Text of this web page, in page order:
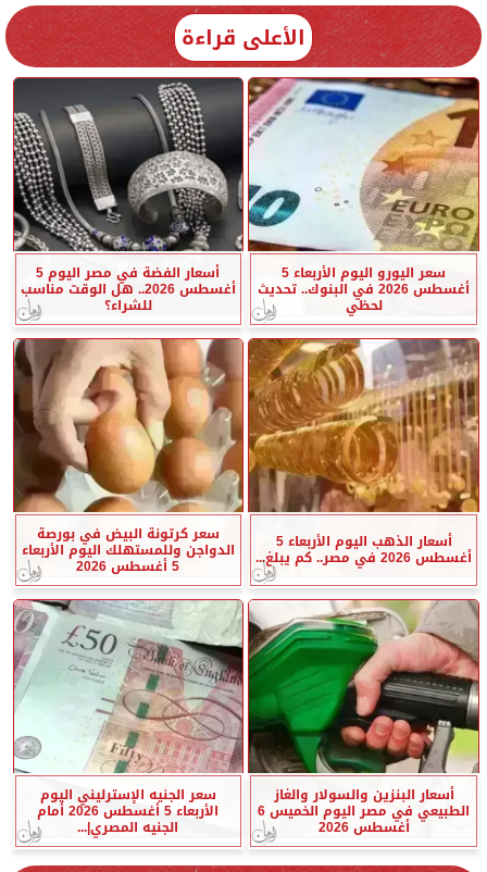
الأعلى قراءة
سعر اليورو اليوم الأربعاء 5
أغسطس 2026 في البنوك.. تحديث
لحظي
أسعار الفضة في مصر اليوم 5
أغسطس 2026.. هل الوقت مناسب
للشراء؟
أسعار الذهب اليوم الأربعاء 5
أغسطس 2026 في مصر.. كم يبلغ...
سعر كرتونة البيض في بورصة
الدواجن وللمستهلك اليوم الأربعاء
5 أغسطس 2026
أسعار البنزين والسولار والغاز
الطبيعي في مصر اليوم الخميس 6
أغسطس 2026
سعر الجنيه الإسترليني اليوم
الأربعاء 5 أغسطس 2026 أمام
الجنيه المصري|...